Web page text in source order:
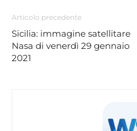
Articolo precedente
Sicilia: immagine satellitare
Nasa di venerdì 29 gennaio
2021